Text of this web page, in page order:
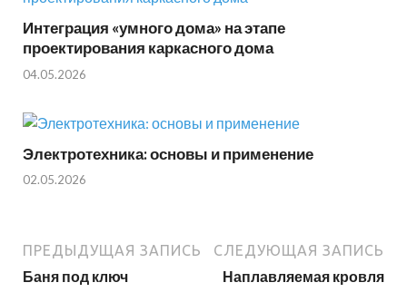
Интеграция «умного дома» на этапе
проектирования каркасного дома
04.05.2026
Электротехника: основы и применение
02.05.2026
ПРЕДЫДУЩАЯ ЗАПИСЬ
Баня под ключ
СЛЕДУЮЩАЯ ЗАПИСЬ
Наплавляемая кровля